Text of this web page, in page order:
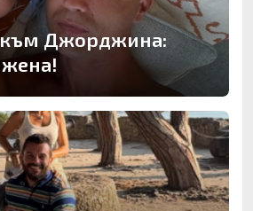
към Джорджина: